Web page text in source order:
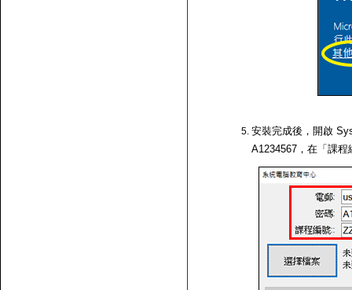
安裝完成後，開啟
A1234567，在「課